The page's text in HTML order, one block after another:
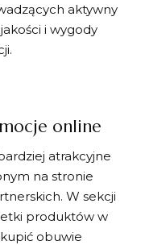
aktywny
i wygody
online
atrakcyjne
na stronie
W sekcji
produktów w
obuwie